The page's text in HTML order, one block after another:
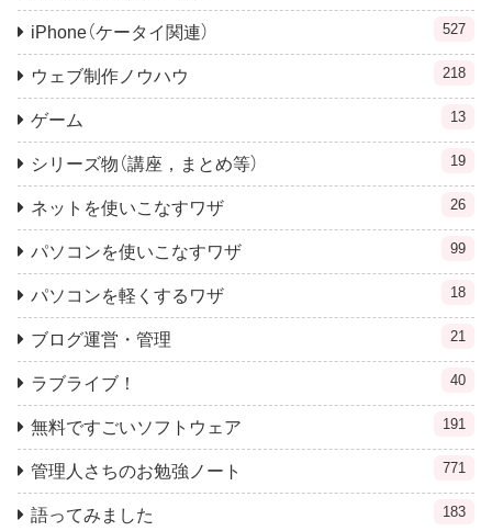
iPhone（ケータイ関連） 527
ウェブ制作ノウハウ 218
ゲーム 13
シリーズ物（講座，まとめ等） 19
ネットを使いこなすワザ 26
パソコンを使いこなすワザ 99
パソコンを軽くするワザ 18
ブログ運営・管理 21
ラブライブ！ 40
無料ですごいソフトウェア 191
管理人さちのお勉強ノート 771
語ってみました 183